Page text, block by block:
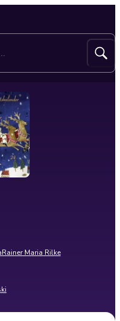
Rainer Maria Rilke